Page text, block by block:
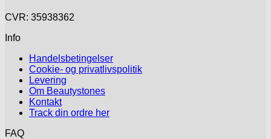
CVR: 35938362
Info
Handelsbetingelser
Cookie- og privatlivspolitik
Levering
Om Beautystones
Kontakt
Track din ordre her
FAQ